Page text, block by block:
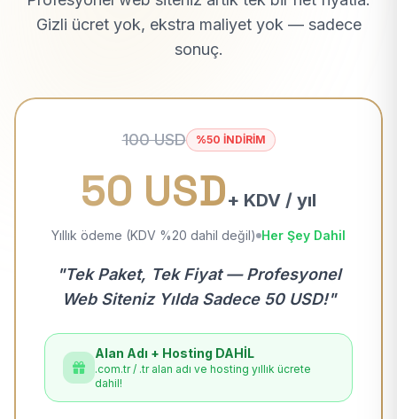
Gizli ücret yok, ekstra maliyet yok — sadece
sonuç.
100 USD %50 İNDİRİM
50 USD+ KDV / yıl
Yıllık ödeme (KDV %20 dahil değil) Her Şey Dahil
"Tek Paket, Tek Fiyat — Profesyonel
Web Siteniz Yılda Sadece 50 USD!"
Alan Adı + Hosting DAHİL
.com.tr / .tr alan adı ve hosting yıllık ücrete
dahil!